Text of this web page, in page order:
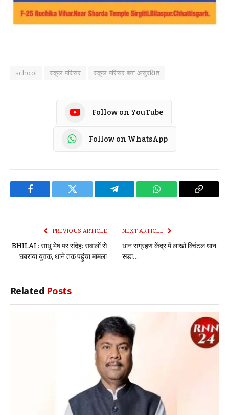
school स्कूल परिसर स्कूल परिसर बना असुरक्षित
Follow on YouTube
Follow on WhatsApp
Facebook Twitter Telegram WhatsApp Copy
PREVIOUS ARTICLE
BHILAI : साधु भेष पर संदेह: सवालों से
घबराया युवक, थाने तक पहुंचा मामला
NEXT ARTICLE
धान संग्रहण केंद्र में लाखों क्विंटल धान
सड़ा…
Related Posts